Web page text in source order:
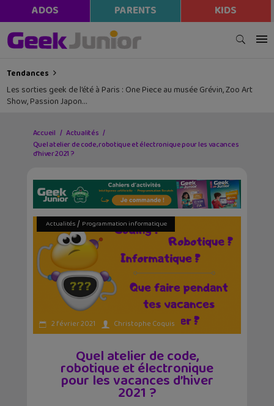
ADOS PARENTS KIDS
Tendances
Les sorties geek de l’été à Paris : One Piece au musée Grévin, Zoo Art
Show, Passion Japon…
Accueil
Actualités
Quel atelier de code, robotique et électronique pour les vacances
d’hiver 2021 ?
Actualités/ Programmation informatique
2 février 2021 Christophe Coquis
Quel atelier de code,
robotique et électronique
pour les vacances d’hiver
2021 ?